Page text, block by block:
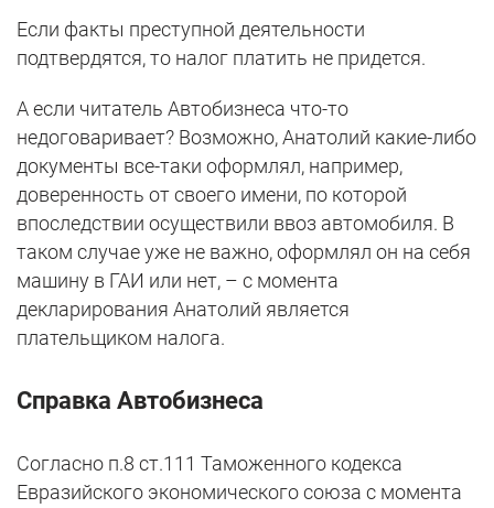
Если факты преступной деятельности
подтвердятся, то налог платить не придется.
А если читатель Автобизнеса что-то
недоговаривает? Возможно, Анатолий какие-либо
документы все-таки оформлял, например,
доверенность от своего имени, по которой
впоследствии осуществили ввоз автомобиля. В
таком случае уже не важно, оформлял он на себя
машину в ГАИ или нет, – с момента
декларирования Анатолий является
плательщиком налога.
Справка Автобизнеса
Согласно п.8 ст.111 Таможенного кодекса
Евразийского экономического союза с момента